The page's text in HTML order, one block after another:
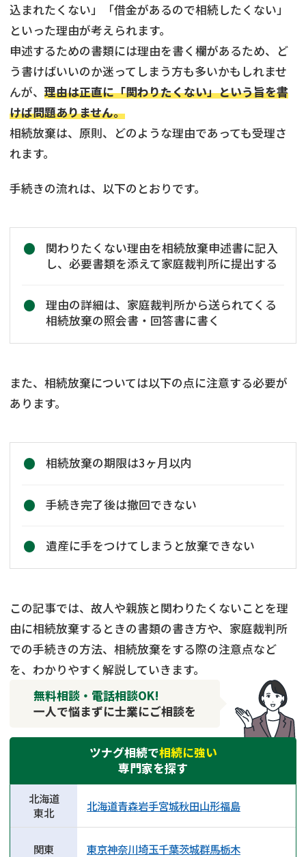
不動産評価(相続不動
産)
調査・アンケート
込まれたくない」「借金があるので相続したくない」
といった理由が考えられます。
申述するための書類には理由を書く欄があるため、ど
う書けばいいのか迷ってしまう方も多いかもしれませ
んが、 理由は正直に「関わりたくない」という旨を書
けば問題ありません。
相続放棄は、原則、どのような理由であっても受理さ
れます。
手続きの流れは、以下のとおりです。
関わりたくない理由を相続放棄申述書に記入
し、必要書類を添えて家庭裁判所に提出する
理由の詳細は、家庭裁判所から送られてくる
相続放棄の照会書・回答書に書く
また、相続放棄については以下の点に注意する必要が
あります。
相続放棄の期限は3ヶ月以内
手続き完了後は撤回できない
遺産に手をつけてしまうと放棄できない
この記事では、故人や親族と関わりたくないことを理
由に相続放棄するときの書類の書き方や、家庭裁判所
での手続きの方法、相続放棄をする際の注意点など
を、わかりやすく解説していきます。
無料相談・電話相談OK!
一人で悩まずに士業にご相談を
ツナグ相続で相続に強い
専門家を探す
北海道
東北
北海道青森岩手宮城秋田山形福島
関東 東京神奈川埼玉千葉茨城群馬栃木